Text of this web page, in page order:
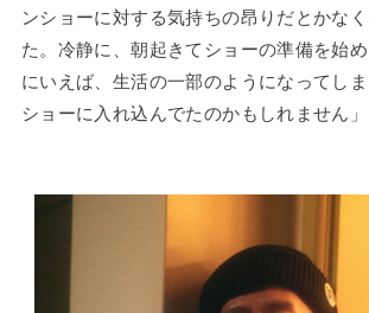
ンショーに対する気持ちの昂りだとかな
た。冷静に、朝起きてショーの準備を始
にいえば、生活の一部のようになってし
ショーに入れ込んでたのかもしれません」